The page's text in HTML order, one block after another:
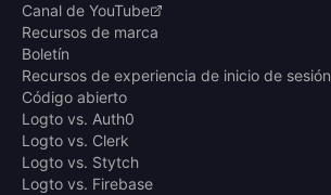
Canal de YouTube
Recursos de marca
Boletín
Recursos de experiencia de inicio de sesión
Código abierto
Logto vs. Auth0
Logto vs. Clerk
Logto vs. Stytch
Logto vs. Firebase